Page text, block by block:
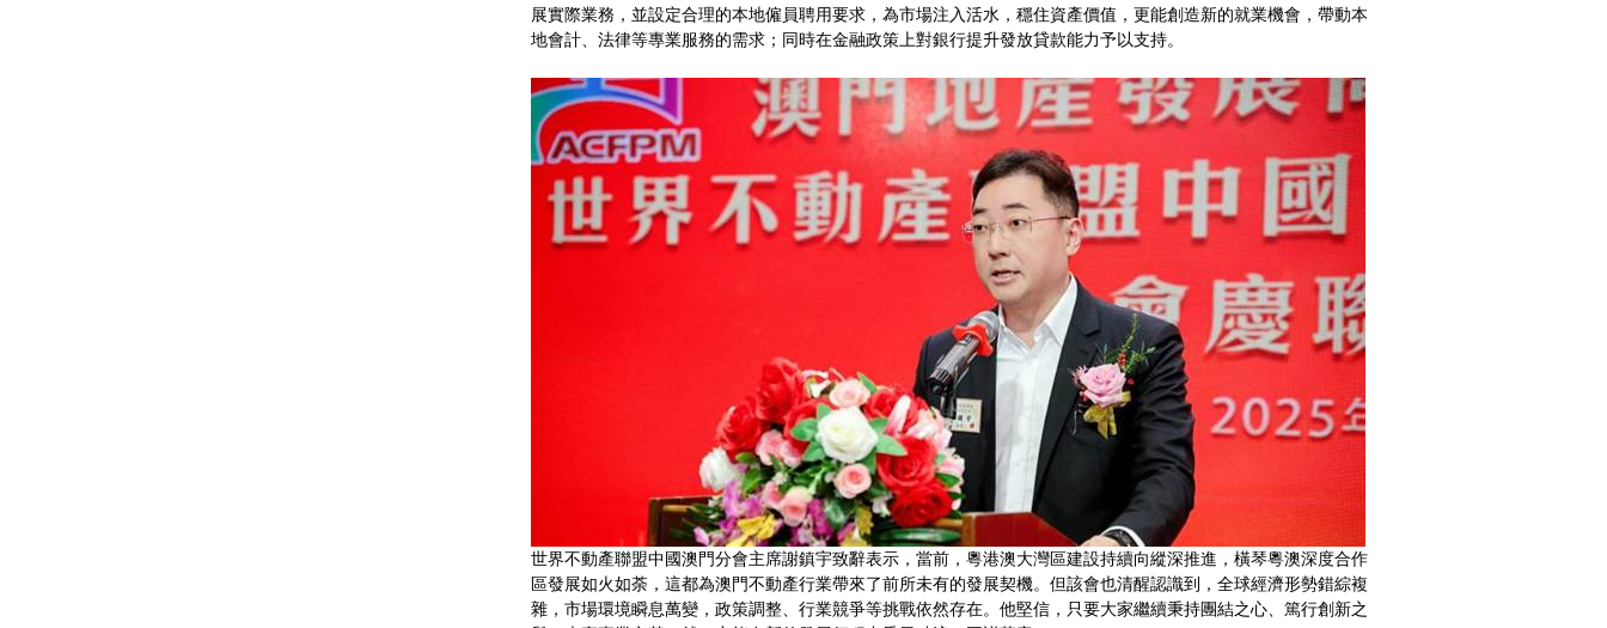
展實際業務，並設定合理的本地僱員聘用要求，為市場注入活水，穩住資產價值，更能創造新的就業機會，帶動本
地會計、法律等專業服務的需求；同時在金融政策上對銀行提升發放貸款能力予以支持。
世界不動產聯盟中國澳門分會主席謝鎮宇致辭表示，當前，粵港澳大灣區建設持續向縱深推進，橫琴粵澳深度合作
區發展如火如荼，這都為澳門不動產行業帶來了前所未有的發展契機。但該會也清醒認識到，全球經濟形勢錯綜複
雜，市場環境瞬息萬變，政策調整、行業競爭等挑戰依然存在。他堅信，只要大家繼續秉持團結之心、篤行創新之